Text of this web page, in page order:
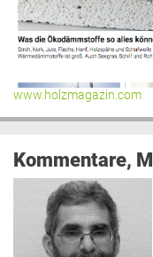
www.holzmagazin.com
Kommentare,